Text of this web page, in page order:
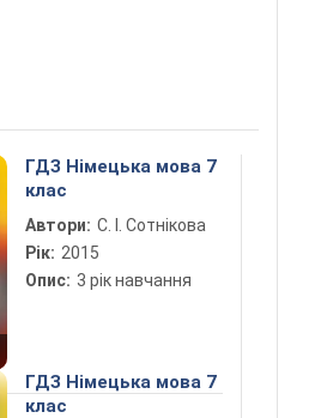
ГДЗ Німецька мова 7
клас
Автори: С. І. Сотнікова
Рік: 2015
Опис: 3 рік навчання
ГДЗ Німецька мова 7
клас